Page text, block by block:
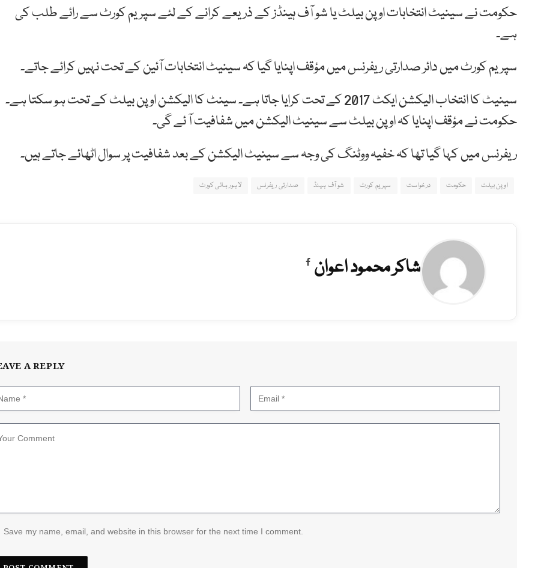
حکومت نے سینیٹ انتخابات اوپن بیلٹ یا شو آف ہینڈز کے ذریعے کرانے کے لئے سپریم کورٹ سے رائے طلب کی
ہے۔
سپریم کورٹ میں دائر صدارتی ریفرنس میں مؤقف اپنایا گیا کہ سینیٹ انتخابات آئین کے تحت نہیں کرائے جاتے۔
سینیٹ کا انتخاب الیکشن ایکٹ 2017 کے تحت کرایا جاتا ہے۔ سینٹ کا الیکشن اوپن بیلٹ کے تحت ہو سکتا ہے۔
حکومت نے مؤقف اپنایا کہ اوپن بیلٹ سے سینیٹ الیکشن میں شفافیت آ ئے گی۔
ریفرنس میں کہا گیا تھا کہ خفیہ ووٹنگ کی وجہ سے سینیٹ الیکشن کے بعد شفافیت پر سوال اٹھائے جاتے ہیں۔
اوپن بیلٹ حکومت درخواست سپریم کورٹ شو آف ہینڈ صدارتی ریفرنس لاہور ہائی کورٹ
شاکر محمود اعوان Facebook
A REPLY
Save my name, email, and website in this browser for the next time I comment.